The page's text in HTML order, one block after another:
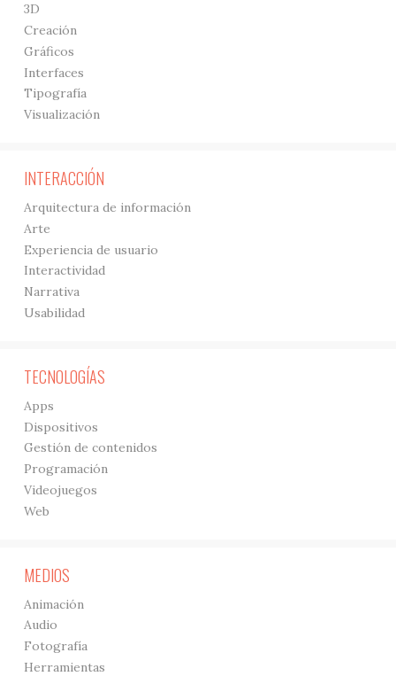
3D
Creación
Gráficos
Interfaces
Tipografía
Visualización
INTERACCIÓN
Arquitectura de información
Arte
Experiencia de usuario
Interactividad
Narrativa
Usabilidad
TECNOLOGÍAS
Apps
Dispositivos
Gestión de contenidos
Programación
Videojuegos
Web
MEDIOS
Animación
Audio
Fotografía
Herramientas